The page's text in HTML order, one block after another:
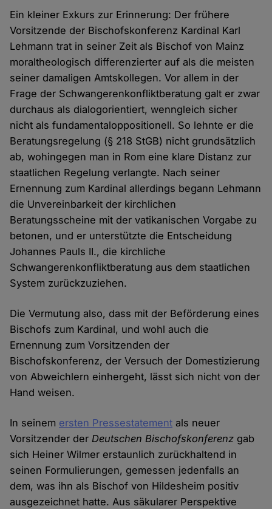
Ein kleiner Exkurs zur Erinnerung: Der frühere
Vorsitzende der Bischofskonferenz Kardinal Karl
Lehmann trat in seiner Zeit als Bischof von Mainz
moraltheologisch differenzierter auf als die meisten
seiner damaligen Amtskollegen. Vor allem in der
Frage der Schwangerenkonfliktberatung galt er zwar
durchaus als dialogorientiert, wenngleich sicher
nicht als fundamentaloppositionell. So lehnte er die
Beratungsregelung (§ 218 StGB) nicht grundsätzlich
ab, wohingegen man in Rom eine klare Distanz zur
staatlichen Regelung verlangte. Nach seiner
Ernennung zum Kardinal allerdings begann Lehmann
die Unvereinbarkeit der kirchlichen
Beratungsscheine mit der vatikanischen Vorgabe zu
betonen, und er unterstützte die Entscheidung
Johannes Pauls II., die kirchliche
Schwangerenkonfliktberatung aus dem staatlichen
System zurückzuziehen.
Die Vermutung also, dass mit der Beförderung eines
Bischofs zum Kardinal, und wohl auch die
Ernennung zum Vorsitzenden der
Bischofskonferenz, der Versuch der Domestizierung
von Abweichlern einhergeht, lässt sich nicht von der
Hand weisen.
In seinem ersten Pressestatement als neuer
Vorsitzender derDeutschen Bischofskonferenz gab
sich Heiner Wilmer erstaunlich zurückhaltend in
seinen Formulierungen, gemessen jedenfalls an
dem, was ihn als Bischof von Hildesheim positiv
ausgezeichnet hatte. Aus säkularer Perspektive